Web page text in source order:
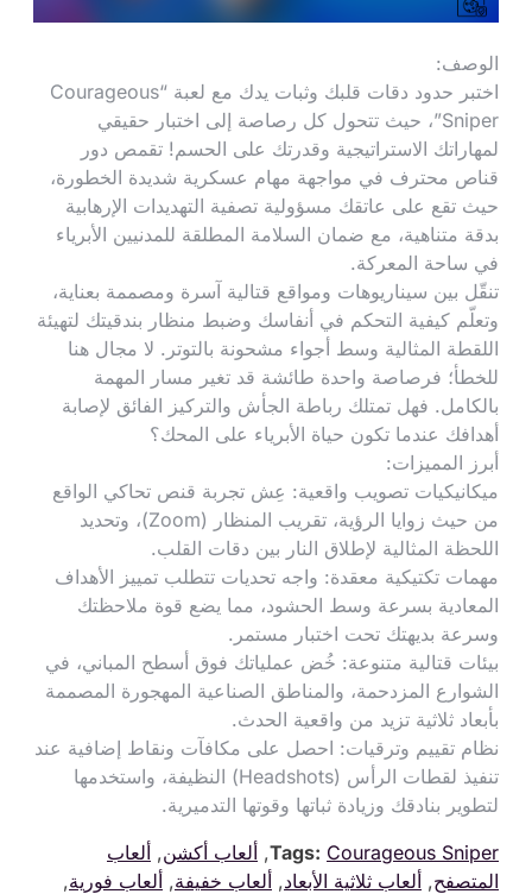
الوصف:
اختبر حدود دقات قلبك وثبات يدك مع لعبة “Courageous
Sniper”، حيث تتحول كل رصاصة إلى اختبار حقيقي
لمهاراتك الاستراتيجية وقدرتك على الحسم! تقمص دور
قناص محترف في مواجهة مهام عسكرية شديدة الخطورة،
حيث تقع على عاتقك مسؤولية تصفية التهديدات الإرهابية
بدقة متناهية، مع ضمان السلامة المطلقة للمدنيين الأبرياء
في ساحة المعركة.
تنقّل بين سيناريوهات ومواقع قتالية آسرة ومصممة بعناية،
وتعلّم كيفية التحكم في أنفاسك وضبط منظار بندقيتك لتهيئة
اللقطة المثالية وسط أجواء مشحونة بالتوتر. لا مجال هنا
للخطأ؛ فرصاصة واحدة طائشة قد تغير مسار المهمة
بالكامل. فهل تمتلك رباطة الجأش والتركيز الفائق لإصابة
أهدافك عندما تكون حياة الأبرياء على المحك؟
أبرز المميزات:
ميكانيكيات تصويب واقعية: عِش تجربة قنص تحاكي الواقع
من حيث زوايا الرؤية، تقريب المنظار (Zoom)، وتحديد
اللحظة المثالية لإطلاق النار بين دقات القلب.
مهمات تكتيكية معقدة: واجه تحديات تتطلب تمييز الأهداف
المعادية بسرعة وسط الحشود، مما يضع قوة ملاحظتك
وسرعة بديهتك تحت اختبار مستمر.
بيئات قتالية متنوعة: خُض عملياتك فوق أسطح المباني، في
الشوارع المزدحمة، والمناطق الصناعية المهجورة المصممة
بأبعاد ثلاثية تزيد من واقعية الحدث.
نظام تقييم وترقيات: احصل على مكافآت ونقاط إضافية عند
تنفيذ لقطات الرأس (Headshots) النظيفة، واستخدمها
لتطوير بنادقك وزيادة ثباتها وقوتها التدميرية.
Tags: Courageous Sniper
, ألعاب أكشن, ألعاب
المتصفح, ألعاب ثلاثية الأبعاد, ألعاب خفيفة, ألعاب فورية,